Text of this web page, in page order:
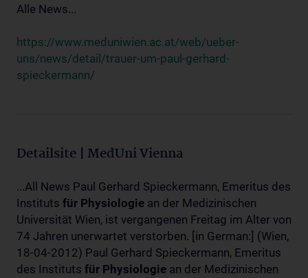
Alle News...
https://www.meduniwien.ac.at/web/ueber-
uns/news/detail/trauer-um-paul-gerhard-
spieckermann/
Detailsite | MedUni Vienna
...All News Paul Gerhard Spieckermann, Emeritus des
Instituts für Physiologie an der Medizinischen
Universität Wien, ist vergangenen Freitag im Alter von
74 Jahren unerwartet verstorben. [in German:] (Wien,
18-04-2012) Paul Gerhard Spieckermann, Emeritus
des Instituts für Physiologie an der Medizinischen